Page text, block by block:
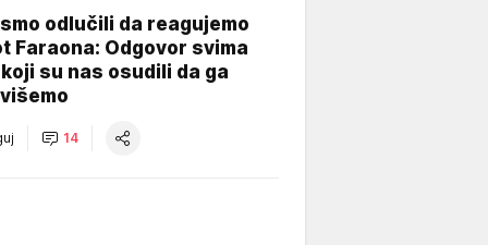
odlučili da reagujemo
Faraona: Odgovor svima
su nas osudili da ga
14